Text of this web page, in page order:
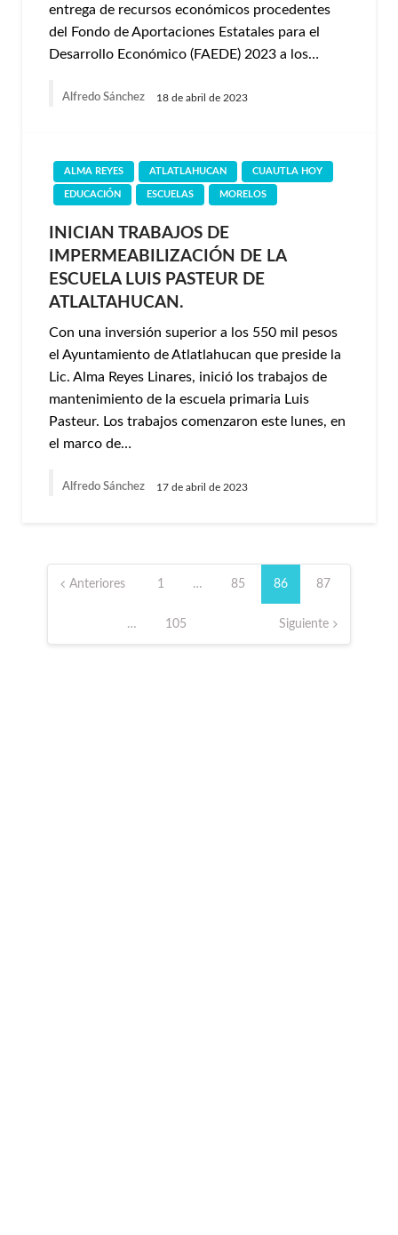
entrega de recursos económicos procedentes
del Fondo de Aportaciones Estatales para el
Desarrollo Económico (FAEDE) 2023 a los…
Alfredo Sánchez 18 de abril de 2023
ALMA REYES ATLATLAHUCAN CUAUTLA HOY
EDUCACIÓN ESCUELAS MORELOS
INICIAN TRABAJOS DE
IMPERMEABILIZACIÓN DE LA
ESCUELA LUIS PASTEUR DE
ATLALTAHUCAN.
Con una inversión superior a los 550 mil pesos
el Ayuntamiento de Atlatlahucan que preside la
Lic. Alma Reyes Linares, inició los trabajos de
mantenimiento de la escuela primaria Luis
Pasteur. Los trabajos comenzaron este lunes, en
el marco de…
Alfredo Sánchez 17 de abril de 2023
Paginación
de Anteriores 1 … 85 86 87
… 105 Siguiente